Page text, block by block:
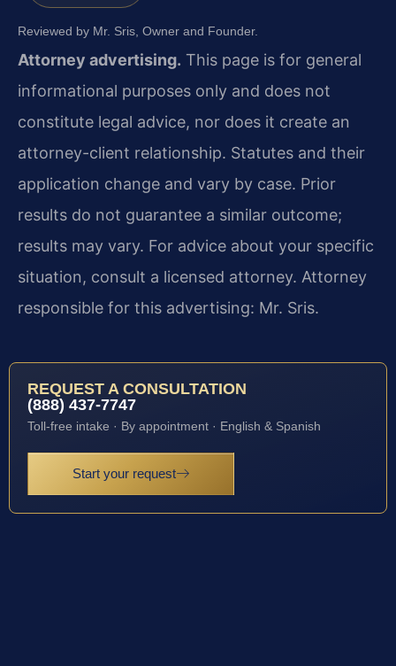
Reviewed by Mr. Sris, Owner and Founder.
Attorney advertising. This page is for general
informational purposes only and does not
constitute legal advice, nor does it create an
attorney-client relationship. Statutes and their
application change and vary by case. Prior
results do not guarantee a similar outcome;
results may vary. For advice about your specific
situation, consult a licensed attorney. Attorney
responsible for this advertising: Mr. Sris.
REQUEST A CONSULTATION
(888) 437-7747
Toll-free intake · By appointment · English & Spanish
Start your request